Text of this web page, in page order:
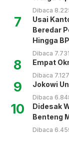
Dibaca
7
Usai
Beredar
Hingga
Dibaca
8 Empat
Dibaca
9 Jokowi
Dibaca
10
Didesak
Benteng
Dibaca